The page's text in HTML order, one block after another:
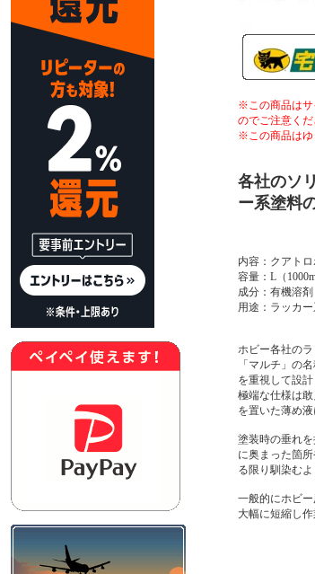
※この商品はサ
のでご注意くだ
※この商品はゆ
各社のソ
ー系塗料
内容：クアトロ
容量：L（
成分：有機溶剤
用途：ラッカ
ホビー各社の
「マルチ」の
を重視して設計
極端な仕様は
を置いた薄め液
塗装時の垂れ
に奥まった箇
る限り馴染むよ
一般的にホビ
大幅に短縮し作